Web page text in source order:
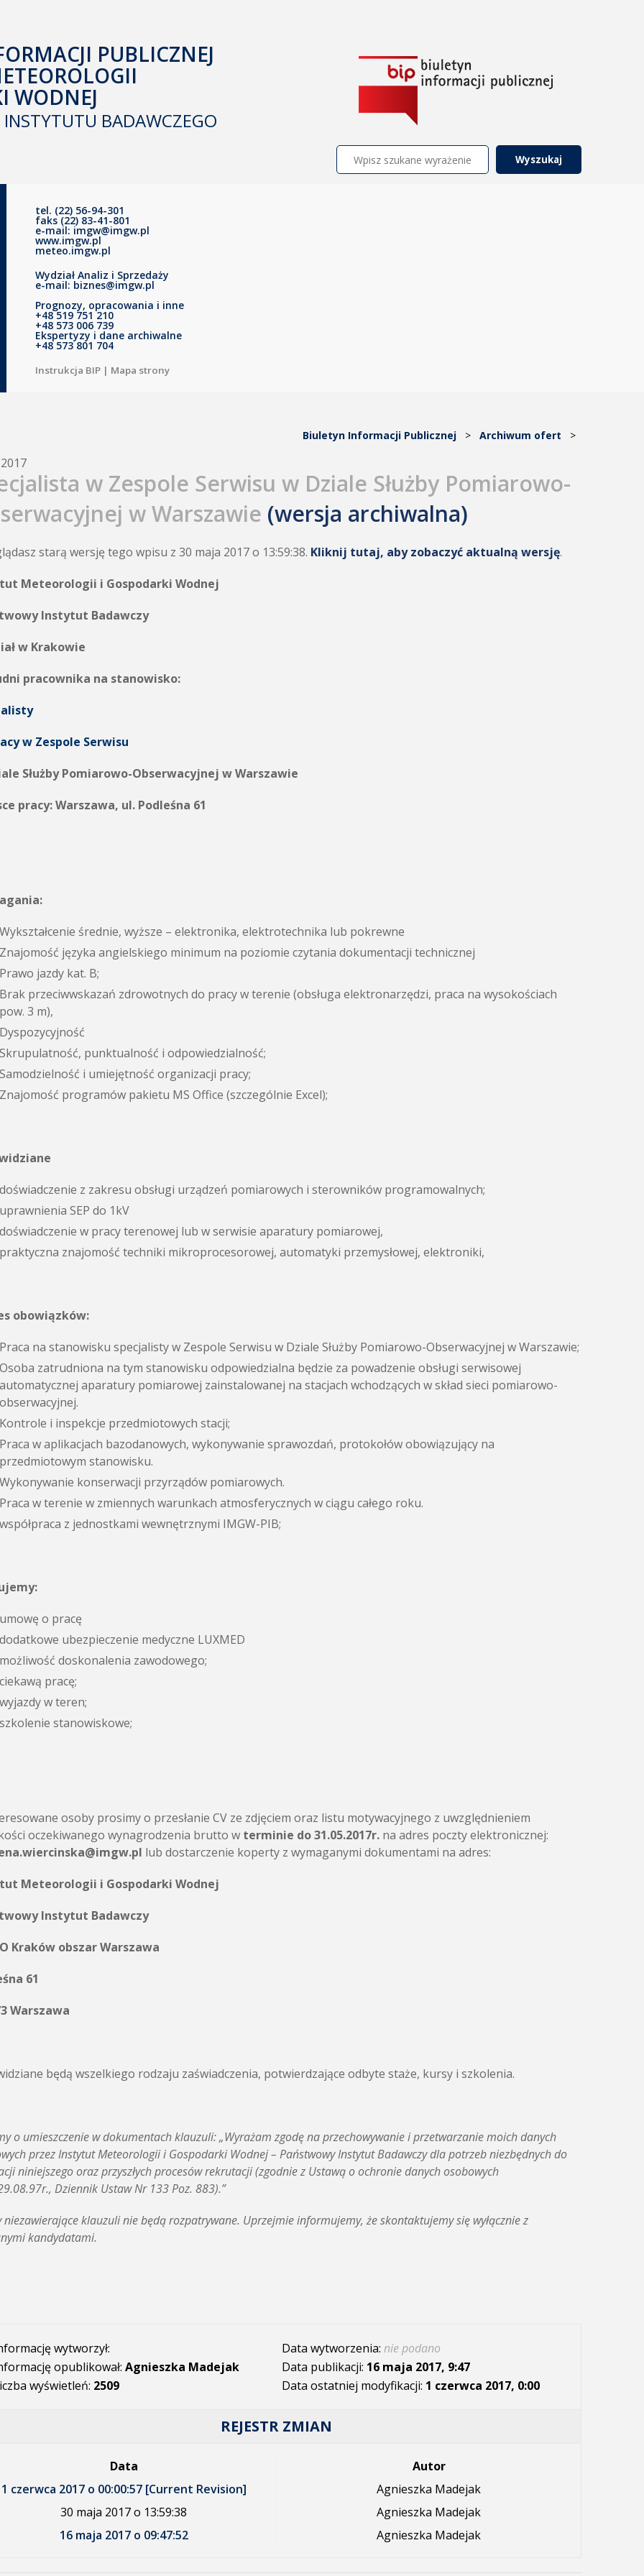
PUBLICZNEJ
WODNEJ
BADAWCZEGO
Szukaj:
tel. (22) 56-94-301
faks (22) 83-41-801
e-mail: imgw@imgw.pl
www.imgw.pl
meteo.imgw.pl
Wydział Analiz i Sprzedaży
e-mail: biznes@imgw.pl
Prognozy, opracowania i inne
+48 519 751 210
+48 573 006 739
Ekspertyzy i dane archiwalne
+48 573 801 704
Instrukcja BIP | Mapa strony
Biuletyn Informacji Publicznej > Archiwum ofert >
w Zespole Serwisu w Dziale Służby Pomiarowo-
w Warszawie (wersja archiwalna)
starą wersję tego wpisu z 30 maja 2017 o 13:59:38. Kliknij tutaj, aby zobaczyć aktualną wersję.
Meteorologii i Gospodarki Wodnej
Instytut Badawczy
w Krakowie
pracownika na stanowisko:
w Zespole Serwisu
Służby Pomiarowo-Obserwacyjnej w Warszawie
pracy: Warszawa, ul. Podleśna 61
Wykształcenie średnie, wyższe – elektronika, elektrotechnika lub pokrewne
Znajomość języka angielskiego minimum na poziomie czytania dokumentacji technicznej
Prawo jazdy kat. B;
Brak przeciwwskazań zdrowotnych do pracy w terenie (obsługa elektronarzędzi, praca na wysokościach
pow. 3 m),
Dyspozycyjność
Skrupulatność, punktualność i odpowiedzialność;
Samodzielność i umiejętność organizacji pracy;
Znajomość programów pakietu MS Office (szczególnie Excel);
doświadczenie z zakresu obsługi urządzeń pomiarowych i sterowników programowalnych;
uprawnienia SEP do 1kV
doświadczenie w pracy terenowej lub w serwisie aparatury pomiarowej,
praktyczna znajomość techniki mikroprocesorowej, automatyki przemysłowej, elektroniki,
obowiązków:
Praca na stanowisku specjalisty w Zespole Serwisu w Dziale Służby Pomiarowo-Obserwacyjnej w Warszawie;
Osoba zatrudniona na tym stanowisku odpowiedzialna będzie za powadzenie obsługi serwisowej
automatycznej aparatury pomiarowej zainstalowanej na stacjach wchodzących w skład sieci pomiarowo-
obserwacyjnej.
Kontrole i inspekcje przedmiotowych stacji;
Praca w aplikacjach bazodanowych, wykonywanie sprawozdań, protokołów obowiązujący na
przedmiotowym stanowisku.
Wykonywanie konserwacji przyrządów pomiarowych.
Praca w terenie w zmiennych warunkach atmosferycznych w ciągu całego roku.
współpraca z jednostkami wewnętrznymi IMGW-PIB;
umowę o pracę
dodatkowe ubezpieczenie medyczne LUXMED
możliwość doskonalenia zawodowego;
ciekawą pracę;
wyjazdy w teren;
szkolenie stanowiskowe;
osoby prosimy o przesłanie CV ze zdjęciem oraz listu motywacyjnego z uwzględnieniem
oczekiwanego wynagrodzenia brutto w terminie do 31.05.2017r. na adres poczty elektronicznej:
lub dostarczenie koperty z wymaganymi dokumentami na adres:
Meteorologii i Gospodarki Wodnej
Instytut Badawczy
Kraków obszar Warszawa
61
Warszawa
będą wszelkiego rodzaju zaświadczenia, potwierdzające odbyte staże, kursy i szkolenia.
o umieszczenie w dokumentach klauzuli: „Wyrażam zgodę na przechowywanie i przetwarzanie moich danych
przez Instytut Meteorologii i Gospodarki Wodnej – Państwowy Instytut Badawczy dla potrzeb niezbędnych do
niniejszego oraz przyszłych procesów rekrutacji (zgodnie z Ustawą o ochronie danych osobowych
Dziennik Ustaw Nr 133 Poz. 883).”
niezawierające klauzuli nie będą rozpatrywane. Uprzejmie informujemy, że skontaktujemy się wyłącznie z
kandydatami.
wytworzył:
opublikował: Agnieszka Madejak
wyświetleń: 2509
Data wytworzenia: nie podano
Data publikacji: 16 maja 2017, 9:47
Data ostatniej modyfikacji: 1 czerwca 2017, 0:00
REJESTR ZMIAN
Data
Autor
1 czerwca 2017 o 00:00:57 [Current Revision]
Agnieszka Madejak
30 maja 2017 o 13:59:38
Agnieszka Madejak
16 maja 2017 o 09:47:52
Agnieszka Madejak